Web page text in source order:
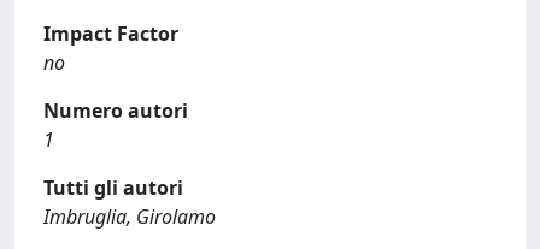
Impact Factor
no
Numero autori
1
Tutti gli autori
Imbruglia, Girolamo